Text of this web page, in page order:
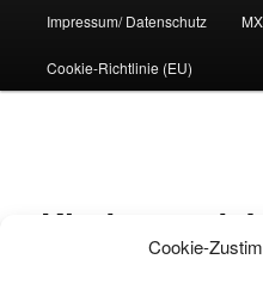
Cookie-
Impressum/ Datenschutz
Cookie-Richtlinie (EU)
Kinder- und